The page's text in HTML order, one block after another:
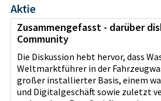
Aktie
Zusammengefasst - darüber
Community
Die Diskussion hebt hervor, dass
Weltmarktführer in der
großer installierter Basis, einem
und Digitalgeschäft sowie zuletzt